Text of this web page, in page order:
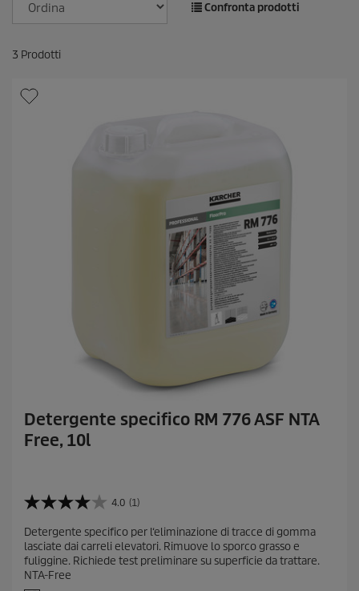
Confronta prodotti
3 Prodotti
Detergente specifico RM 776 ASF NTA
Free, 10l
4.0 (1)
4
0
s
u
5
Detergente specifico per l‘eliminazione di tracce di gomma
lasciate dai carreli elevatori. Rimuove lo sporco grasso e
fuliggine. Richiede test preliminare su superficie da trattare.
NTA-Free